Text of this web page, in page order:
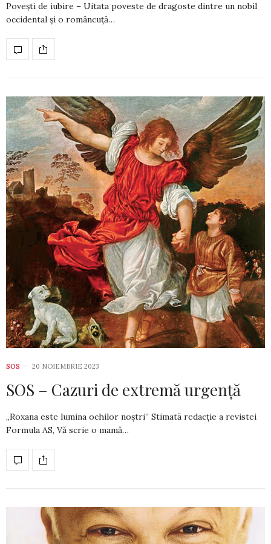
Povești de iubire – Uitata poveste de dragoste dintre un nobil
occidental și o româncuță…
SOS 20 NOIEMBRIE 2023
SOS – Cazuri de extremă urgență
„Roxana este lumina ochilor noștri” Stimată redacție a revistei
Formula AS, Vă scrie o mamă…